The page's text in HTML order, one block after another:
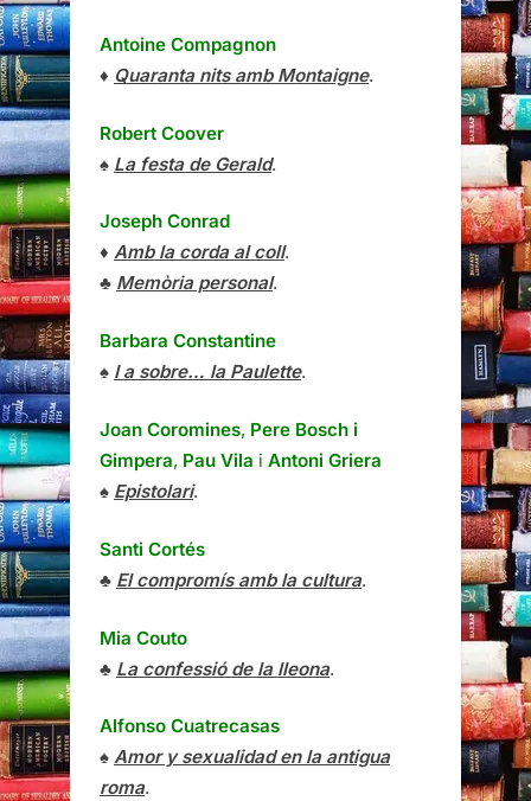
Antoine Compagnon
♦ Quaranta nits amb Montaigne.
Robert Coover
♠ La festa de Gerald.
Joseph Conrad
♦ Amb la corda al coll.
♣ Memòria personal.
Barbara Constantine
♠ I a sobre… la Paulette.
Joan Coromines, Pere Bosch i
Gimpera, Pau Vila i Antoni Griera
♠ Epistolari.
Santi Cortés
♣ El compromís amb la cultura.
Mia Couto
♣ La confessió de la lleona.
Alfonso Cuatrecasas
♠ Amor y sexualidad en la antigua
roma.